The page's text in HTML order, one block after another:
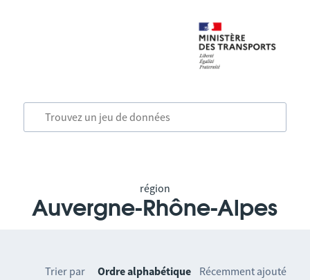
région
Auvergne-Rhône-Alpes
Trier par Ordre alphabétique Récemment ajouté